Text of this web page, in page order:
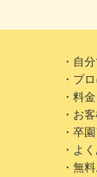
・自
・プ
・料
・お
・卒
・よ
・無